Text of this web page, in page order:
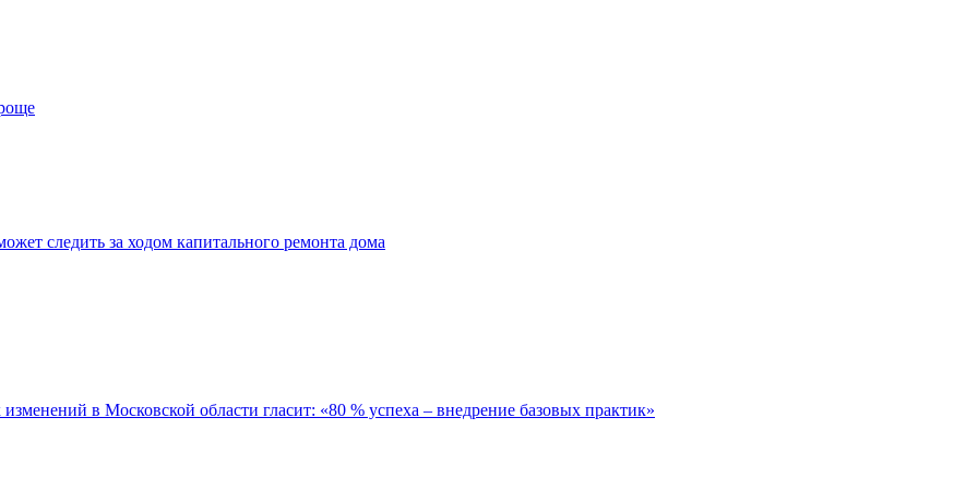
следить за ходом капитального ремонта дома
в Московской области гласит: «80 % успеха – внедрение базовых практик»